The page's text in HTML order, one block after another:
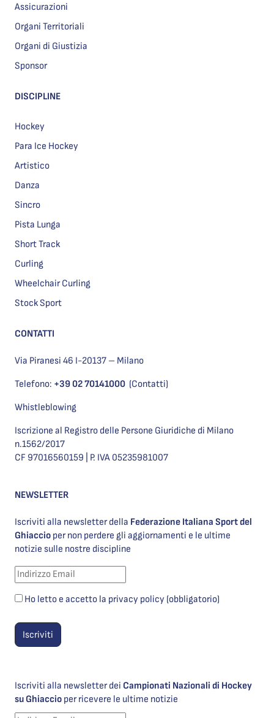
Assicurazioni
Organi Territoriali
Organi di Giustizia
Sponsor
DISCIPLINE
Hockey
Para Ice Hockey
Artistico
Danza
Sincro
Pista Lunga
Short Track
Curling
Wheelchair Curling
Stock Sport
CONTATTI
Via Piranesi 46 I-20137 – Milano
Telefono: +39 02 70141000 (Contatti)
Whistleblowing
Iscrizione al Registro delle Persone Giuridiche di Milano
n.1562/2017
CF 97016560159 | P. IVA 05235981007
NEWSLETTER
Iscriviti alla newsletter della Federazione Italiana Sport del
Ghiaccio per non perdere gli aggiornamenti e le ultime
notizie sulle nostre discipline
Ho letto e accetto la privacy policy (obbligatorio)
Iscriviti alla newsletter dei Campionati Nazionali di Hockey
su Ghiaccio per ricevere le ultime notizie